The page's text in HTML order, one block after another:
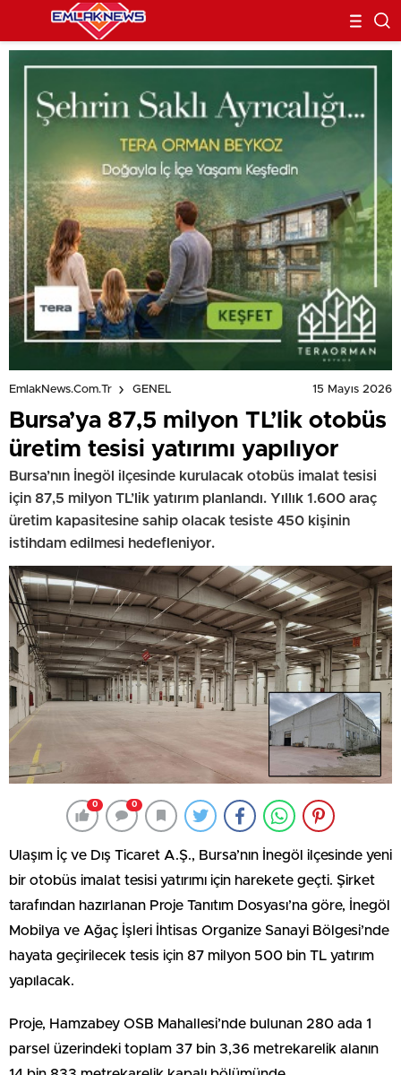
EmlakNews.com.tr GENEL 15 Mayıs 2026
Bursa’ya 87,5 milyon TL’lik otobüs
üretim tesisi yatırımı yapılıyor
Bursa’nın İnegöl ilçesinde kurulacak otobüs imalat tesisi
için 87,5 milyon TL’lik yatırım planlandı. Yıllık 1.600 araç
üretim kapasitesine sahip olacak tesiste 450 kişinin
istihdam edilmesi hedefleniyor.
0 0
Ulaşım İç ve Dış Ticaret A.Ş., Bursa’nın İnegöl ilçesinde yeni
bir otobüs imalat tesisi yatırımı için harekete geçti. Şirket
tarafından hazırlanan Proje Tanıtım Dosyası’na göre, İnegöl
Mobilya ve Ağaç İşleri İhtisas Organize Sanayi Bölgesi’nde
hayata geçirilecek tesis için 87 milyon 500 bin TL yatırım
yapılacak.
Proje, Hamzabey OSB Mahallesi’nde bulunan 280 ada 1
parsel üzerindeki toplam 37 bin 3,36 metrekarelik alanın